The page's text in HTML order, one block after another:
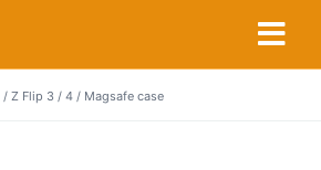
/ Z Flip 3 / 4 / Magsafe case